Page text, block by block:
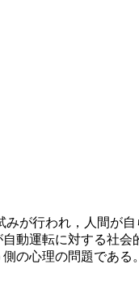
が行われ，人間が
動運転に対する社
の心理の問題であ